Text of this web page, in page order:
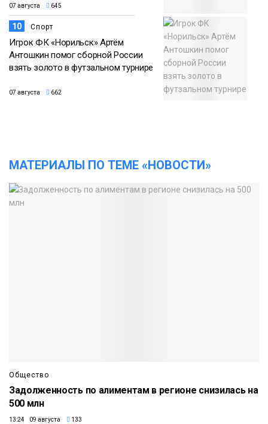
07 августа 645
10 Спорт
Игрок ФК «Норильск» Артём
Антошкин помог сборной России
взять золото в футзальном турнире
07 августа 662
МАТЕРИАЛЫ ПО ТЕМЕ «НОВОСТИ»
Общество
Задолженность по алиментам в регионе снизилась на
500 млн
13:24 09 августа 133